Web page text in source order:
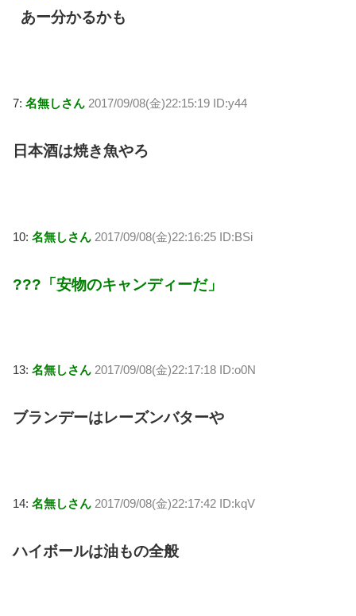
あー分かるかも
7: 名無しさん 2017/09/08(金)22:15:19 ID:y44
日本酒は焼き魚やろ
10: 名無しさん 2017/09/08(金)22:16:25 ID:BSi
???「安物のキャンディーだ」
13: 名無しさん 2017/09/08(金)22:17:18 ID:o0N
ブランデーはレーズンバターや
14: 名無しさん 2017/09/08(金)22:17:42 ID:kqV
ハイボールは油もの全般